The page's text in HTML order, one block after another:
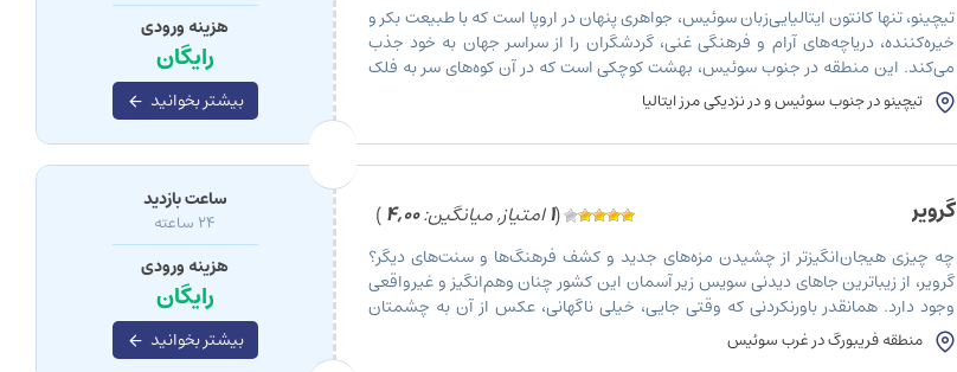
تیچینو، تنها کانتون ایتالیایی‌زبان سوئیس، جواهری پنهان در اروپا است که با طبیعت بکر و
خیره‌کننده، دریاچه‌های آرام و فرهنگی غنی، گردشگران را از سراسر جهان به خود جذب
می‌کند. این منطقه در جنوب سوئیس، بهشت کوچکی است که در آن کوه‌های سر به فلک
کشیده و آب‌های زلال دریاچه‌ها، مناظری شگفت‌انگیز خلق کرده‌اند. تیچینو، […]
تیچینو در جنوب سوئیس و در نزدیکی مرز ایتالیا
هزینه ورودی
رایگان
بیشتر بخوانید
گرویر (
1امتیاز, میانگین:4,00
)
چه چیزی هیجان‌انگیزتر از چشیدن مزه‌های جدید و کشف فرهنگ‌ها و سنت‌های دیگر؟
گرویر، از زیباترین جاهای دیدنی سویس زیر آسمان این کشور چنان وهم‌انگیز و غیرواقعی
وجود دارد. همانقدر باورنکردنی که وقتی جایی، خیلی ناگهانی، عکس از آن به چشمتان
می‌خورد، با خود می‌گویید: «این که واقعی نیست!» یا «شبیه نقاشی‌هاست!». به هر حال،
[…]
منطقه فریبورگ در غرب سوئیس
ساعت بازدید
24 ساعته
هزینه ورودی
رایگان
بیشتر بخوانید